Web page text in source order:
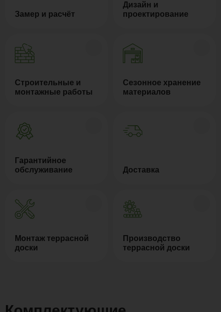
Замер и расчёт
Дизайн и
проектирование
Строительные и
монтажные работы
Сезонное хранение
материалов
Гарантийное
обслуживание
Доставка
Монтаж террасной
доски
Производство
террасной доски